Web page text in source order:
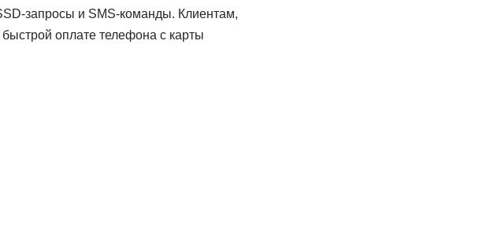
запросы и SMS-команды. Клиентам,
оплате телефона с карты